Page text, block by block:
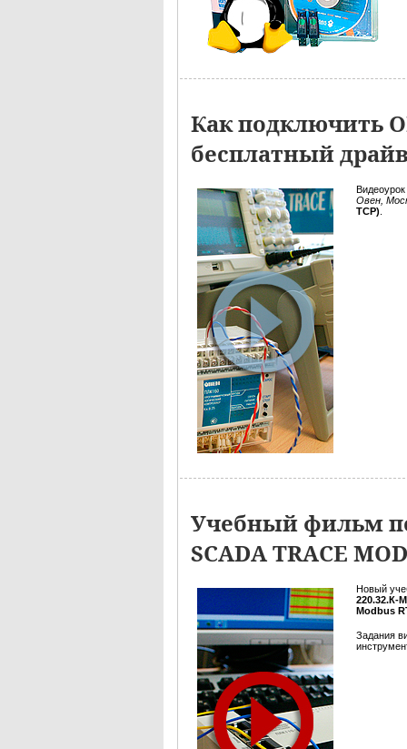
Как подключить
бесплатный
Овен,
TCP)
Учебный фильм
SCADA TRACE
Новый
220.32.К-
Modbus
Задания